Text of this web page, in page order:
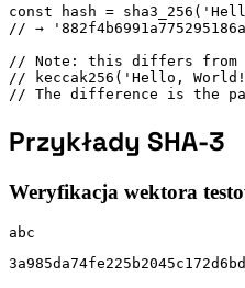
const hash =
// →
// Note: this differs from
// keccak256('Hello, World!')
// The difference is the
Przykłady SHA-3
Weryfikacja wektora
abc